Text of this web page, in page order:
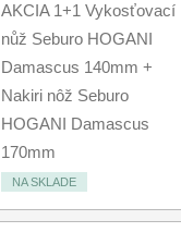
AKCIA 1+1 Vykosťovací
nůž Seburo HOGANI
Damascus 140mm +
Nakiri nôž Seburo
HOGANI Damascus
170mm
NA SKLADE